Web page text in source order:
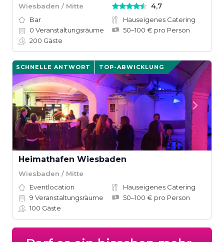
Wiesbaden / Mitte 4,7
Bar
Hauseigenes Catering
0 Veranstaltungsräume
50–100 € pro Person
200 Gäste
SCHNELLE ANTWORT TOP-ABWICKLUNG
Heimathafen Wiesbaden
Wiesbaden / Mitte
Eventlocation
Hauseigenes Catering
9 Veranstaltungsräume
50–100 € pro Person
100 Gäste